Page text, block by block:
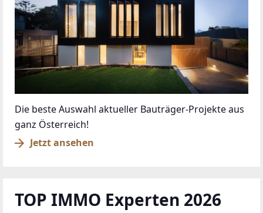
Die beste Auswahl aktueller Bauträger-Projekte aus
ganz Österreich!
Jetzt ansehen
TOP IMMO Experten 2026